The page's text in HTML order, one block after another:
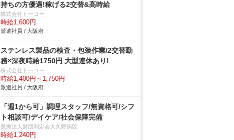
持ちの方優遇!稼げる2交替&高時給
株式会社トーコー
時給1,600円
派遣社員 / 大阪府
ステンレス製品の検査・包装作業/2交替勤
務×深夜時給1750円 大型連休あり!
株式会社トーコー
時給1,400円～1,750円
派遣社員 / 大阪府
「週1から可」調理スタッフ/無資格可/シフ
ト相談可/デイケア/社会保障完備
医療法人財団利定会大久野病院
時給1,240円